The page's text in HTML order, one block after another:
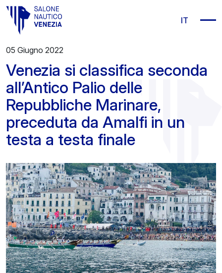
Vai al contenuto principale
IT
05 Giugno 2022
Venezia si classifica seconda
all’Antico Palio delle
Repubbliche Marinare,
preceduta da Amalfi in un
testa a testa finale